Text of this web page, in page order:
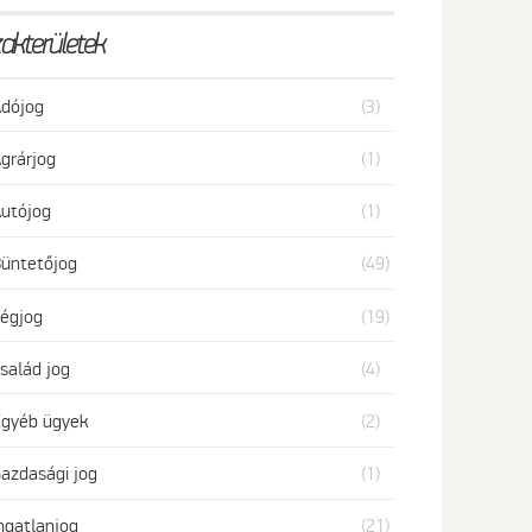
(3)
(1)
(1)
(49)
(19)
jog (4)
ügyek (2)
jog (1)
(21)